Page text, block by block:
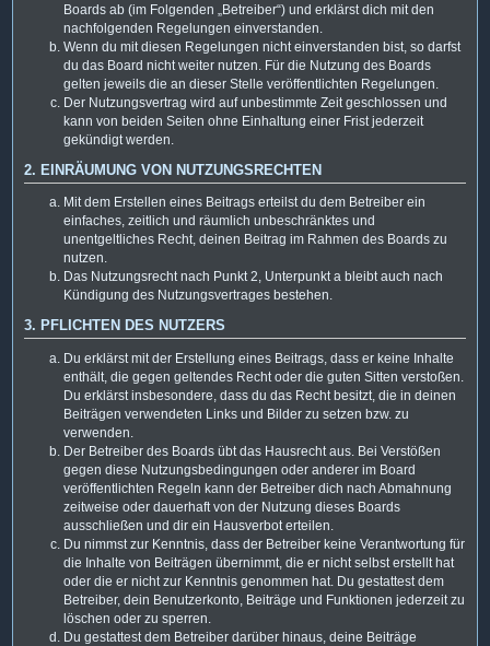
Boards ab (im Folgenden „Betreiber“) und erklärst dich mit den
nachfolgenden Regelungen einverstanden.
Wenn du mit diesen Regelungen nicht einverstanden bist, so darfst
du das Board nicht weiter nutzen. Für die Nutzung des Boards
gelten jeweils die an dieser Stelle veröffentlichten Regelungen.
Der Nutzungsvertrag wird auf unbestimmte Zeit geschlossen und
kann von beiden Seiten ohne Einhaltung einer Frist jederzeit
gekündigt werden.
2. EINRÄUMUNG VON NUTZUNGSRECHTEN
Mit dem Erstellen eines Beitrags erteilst du dem Betreiber ein
einfaches, zeitlich und räumlich unbeschränktes und
unentgeltliches Recht, deinen Beitrag im Rahmen des Boards zu
nutzen.
Das Nutzungsrecht nach Punkt 2, Unterpunkt a bleibt auch nach
Kündigung des Nutzungsvertrages bestehen.
3. PFLICHTEN DES NUTZERS
Du erklärst mit der Erstellung eines Beitrags, dass er keine Inhalte
enthält, die gegen geltendes Recht oder die guten Sitten verstoßen.
Du erklärst insbesondere, dass du das Recht besitzt, die in deinen
Beiträgen verwendeten Links und Bilder zu setzen bzw. zu
verwenden.
Der Betreiber des Boards übt das Hausrecht aus. Bei Verstößen
gegen diese Nutzungsbedingungen oder anderer im Board
veröffentlichten Regeln kann der Betreiber dich nach Abmahnung
zeitweise oder dauerhaft von der Nutzung dieses Boards
ausschließen und dir ein Hausverbot erteilen.
Du nimmst zur Kenntnis, dass der Betreiber keine Verantwortung für
die Inhalte von Beiträgen übernimmt, die er nicht selbst erstellt hat
oder die er nicht zur Kenntnis genommen hat. Du gestattest dem
Betreiber, dein Benutzerkonto, Beiträge und Funktionen jederzeit zu
löschen oder zu sperren.
Du gestattest dem Betreiber darüber hinaus, deine Beiträge